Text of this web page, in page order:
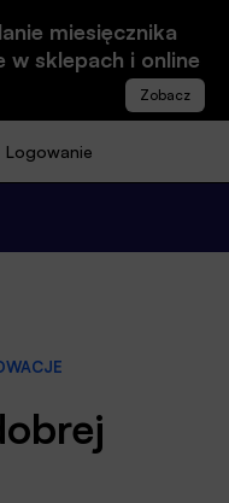
miesięcznika
w sklepach i online
Logowanie